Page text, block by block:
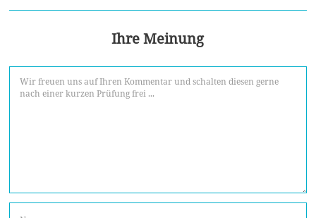
Ihre Meinung